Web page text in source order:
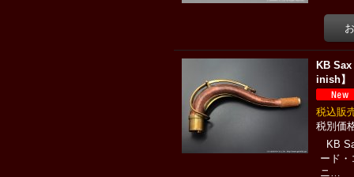
KB
inish】
税込
KB
ード
ニ…